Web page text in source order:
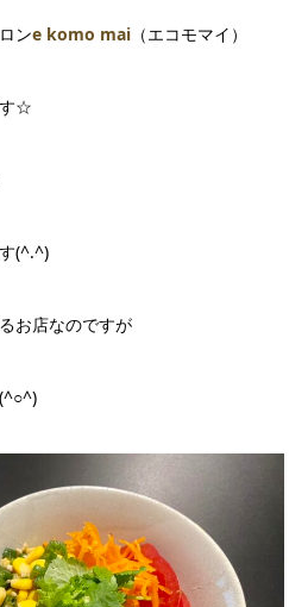
ンe komo mai （エコモマイ）
す☆
(^.^)
お店なのですが